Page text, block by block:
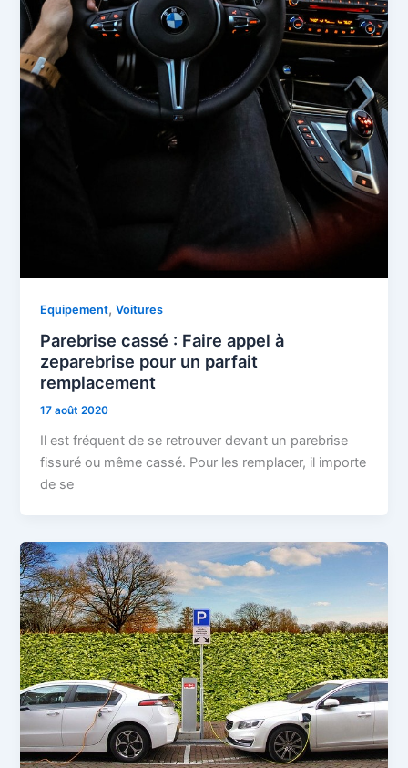
Equipement,Voitures
Parebrise cassé : Faire appel à
zeparebrise pour un parfait
remplacement
17 août 2020
Il est fréquent de se retrouver devant un parebrise
fissuré ou même cassé. Pour les remplacer, il importe
de se